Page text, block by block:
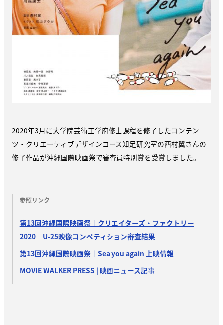
2020年3月に大学院芸術工学府修士課程を修了したコンテン
ツ・クリエーティブデザインコース知足研究室の西村翼さんの
修了作品が沖縄国際映画祭で審査員特別賞を受賞しました。
参照リンク
第13回沖縄国際映画祭｜クリエイターズ・ファクトリー
2020 U-25映像コンペティション審査結果
第13回沖縄国際映画祭｜Sea you again 上映情報
MOVIE WALKER PRESS | 映画ニュース記事